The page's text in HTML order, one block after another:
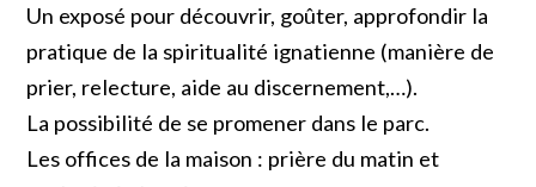
Un exposé pour découvrir, goûter, approfondir la
pratique de la spiritualité ignatienne (manière de
prier, relecture, aide au discernement,…).
La possibilité de se promener dans le parc.
Les offices de la maison : prière du matin et